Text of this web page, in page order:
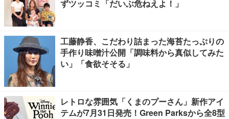
ずツッコミ「だいぶ危ねえよ！」
工藤静香、こだわり詰まった海苔たっぷりの
手作り味噌汁公開「調味料から真似してみた
い」「食欲そそる」
レトロな雰囲気「くまのプーさん」新作アイ
テムが7月31日発売！Green Parksから全8型